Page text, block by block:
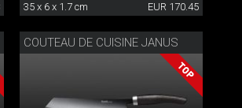
35 x 6 x 1.7 cm EUR 170.45
COUTEAU DE CUISINE JANUS